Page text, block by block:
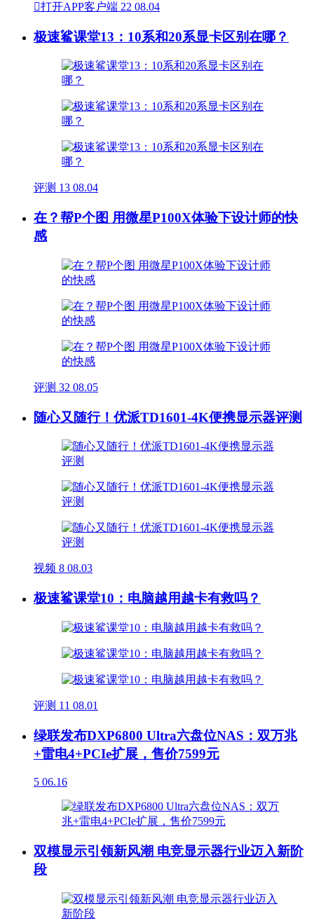
打开APP客户端 22 08.04
极速鲨课堂13：10系和20系显卡区别在哪？
评测 13 08.04
在？帮P个图 用微星P100X体验下设计师的快
感
评测 32 08.05
随心又随行！优派TD1601-4K便携显示器评测
视频 8 08.03
极速鲨课堂10：电脑越用越卡有救吗？
评测 11 08.01
绿联发布DXP6800 Ultra六盘位NAS：双万兆
+雷电4+PCIe扩展，售价7599元
5 06.16
双模显示引领新风潮 电竞显示器行业迈入新阶
段